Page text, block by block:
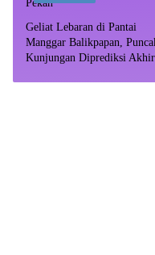
Geliat Lebaran di Pantai
Manggar Balikpapan,
Kunjungan Diprediksi Akhir